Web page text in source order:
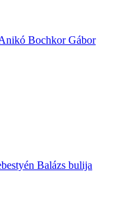
Bochkor Gábor
Balázs bulija